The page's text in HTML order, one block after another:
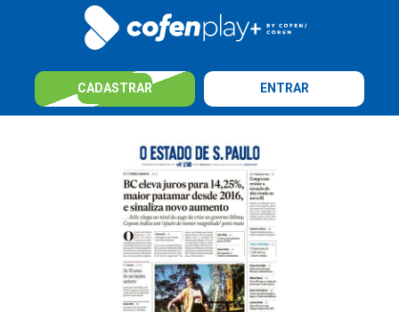
CADASTRAR ENTRAR